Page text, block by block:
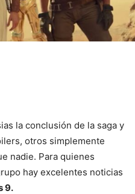
la conclusión de la saga y
otros simplemente
nadie. Para quienes
hay excelentes noticias
9.